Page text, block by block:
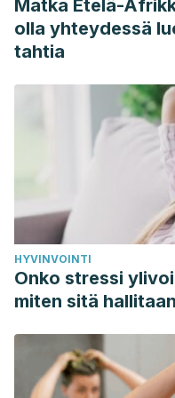
Matka Etelä-
olla yhteydessä
tahtia
HYVINVOINTI
Onko stressi
miten sitä hallitaan